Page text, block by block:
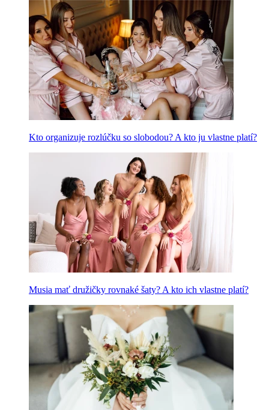
Kto organizuje rozlúčku so slobodou? A kto ju vlastne platí?
Musia mať družičky rovnaké šaty? A kto ich vlastne platí?